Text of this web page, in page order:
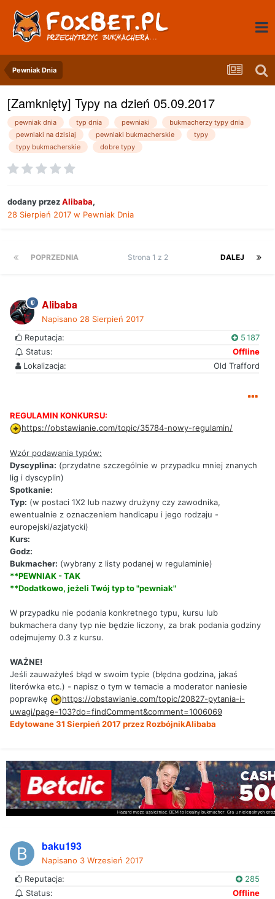
Pewniak Dnia
[Zamknięty] Typy na dzień 05.09.2017
pewniak dnia typ dnia pewniaki
bukmacherzy typy dnia
pewniaki na dzisiaj
pewniaki bukmacherskie
typy
typy bukmacherskie
dobre typy
dodany przezAlibaba,
28 Sierpień 2017 w Pewniak Dnia
POPRZEDNIA DALEJ
Strona 1 z 2
Alibaba
Napisano 28 Sierpień 2017
Reputacja:
5 187
Status:
Offline
Lokalizacja:
Old Trafford
REGULAMIN KONKURSU:
https://obstawianie.com/topic/35784-nowy-regulamin/
Wzór podawania typów:
Dyscyplina: (przydatne szczególnie w przypadku mniej znanych
lig i dyscyplin)
Spotkanie:
Typ: (w postaci 1X2 lub nazwy drużyny czy zawodnika,
ewentualnie z oznaczeniem handicapu i jego rodzaju -
europejski/azjatycki)
Kurs:
Godz:
Bukmacher: (wybrany z listy podanej w regulaminie)
**PEWNIAK - TAK
**Dodatkowo, jeżeli Twój typ to "pewniak"
W przypadku nie podania konkretnego typu, kursu lub
bukmachera dany typ nie będzie liczony, za brak podania godziny
odejmujemy 0.3 z kursu.
WAŻNE!
Jeśli zauważyłeś błąd w swoim typie (błędna godzina, jakaś
literówka etc.) - napisz o tym w temacie a moderator naniesie
poprawkę
https://obstawianie.com/topic/20827-pytania-i-
uwagi/page-103?do=findComment&comment=1006069
Edytowane31 Sierpień 2017przez RozbójnikAlibaba
baku193
Napisano 3 Wrzesień 2017
Reputacja:
285
Status:
Offline